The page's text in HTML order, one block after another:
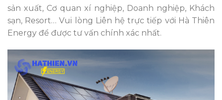
sản xuất, Cơ quan xí nghiệp, Doanh nghiệp, Khách
sạn, Resort… Vui lòng Liên hệ trực tiếp với Hà Thiên
Energy để được tư vấn chính xác nhất.